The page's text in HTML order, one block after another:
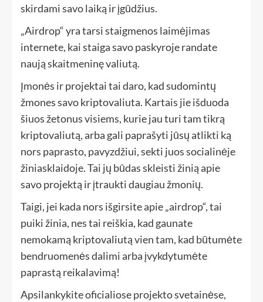
skirdami savo laiką ir įgūdžius.
„Airdrop“ yra tarsi staigmenos laimėjimas
internete, kai staiga savo paskyroje randate
naują skaitmeninę valiutą.
Įmonės ir projektai tai daro, kad sudomintų
žmones savo kriptovaliuta. Kartais jie išduoda
šiuos žetonus visiems, kurie jau turi tam tikrą
kriptovaliutą, arba gali paprašyti jūsų atlikti ką
nors paprasto, pavyzdžiui, sekti juos socialinėje
žiniasklaidoje. Tai jų būdas skleisti žinią apie
savo projektą ir įtraukti daugiau žmonių.
Taigi, jei kada nors išgirsite apie „airdrop“, tai
puiki žinia, nes tai reiškia, kad gaunate
nemokamą kriptovaliutą vien tam, kad būtumėte
bendruomenės dalimi arba įvykdytumėte
paprastą reikalavimą!
Apsilankykite oficialiose projekto svetainėse,